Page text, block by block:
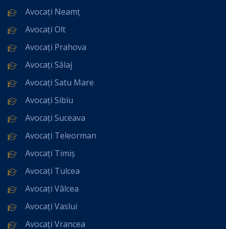
Avocați Neamț
Avocați Olt
Avocați Prahova
Avocați Sălaj
Avocați Satu Mare
Avocați Sibiu
Avocați Suceava
Avocați Teleorman
Avocați Timiș
Avocați Tulcea
Avocați Vâlcea
Avocați Vaslui
Avocați Vrancea